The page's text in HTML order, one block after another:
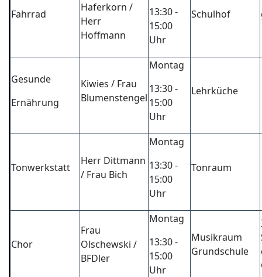
Fahrrad
Haferkorn /
Herr
Hoffmann
13:30 -
15:00
Uhr
Schulhof
Gesunde
Ernährung
Kiwies / Frau
Blumenstengel
Montag
13:30 -
15:00
Uhr
Lehrküche
Tonwerkstatt
Herr Dittmann
/ Frau Bich
Montag
13:30 -
15:00
Uhr
Tonraum
Chor
Frau
Olschewski /
BFDler
Montag
13:30 -
15:00
Uhr
Musikraum
Grundschule